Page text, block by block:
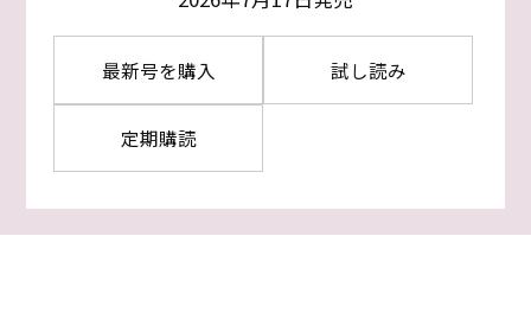
最新号を購入 試し読み
定期購読